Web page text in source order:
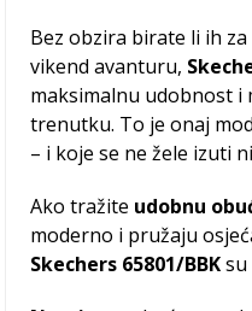
Bez obzira birate li ih
vikend avanturu,
maksimalnu udobnost i
trenutku. To je onaj
– i koje se ne žele izuti
Ako tražite udobnu
moderno i pružaju
Skechers 65801/BBKsu